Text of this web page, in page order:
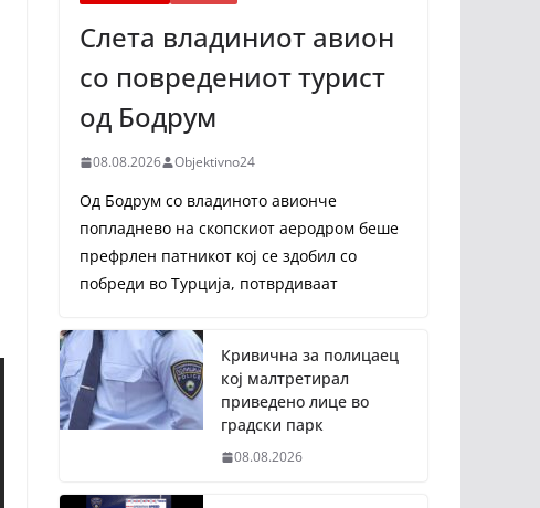
Слета владиниот авион
со повредениот турист
од Бодрум
08.08.2026 Objektivno24
Од Бодрум со владиното авионче
попладнево на скопскиот аеродром беше
префрлен патникот кој се здобил со
побреди во Турција, потврдиваат
Кривична за полицаец
кој малтретирал
приведено лице во
градски парк
08.08.2026